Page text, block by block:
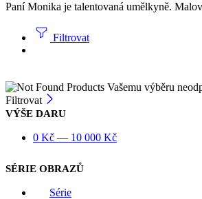
Paní Monika je talentovaná umělkyně.
Filtrovat
Vašemu výběru
Filtrovat
VÝŠE DARU
0 Kč — 10 000 Kč
SÉRIE OBRAZŮ
Série